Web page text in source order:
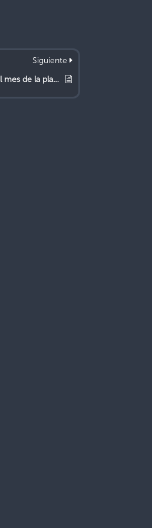
Siguiente
Me equivoqué en seleccionar el mes de la planilla, coloqué el mes siguiente. ¿Qué puedo hacer?